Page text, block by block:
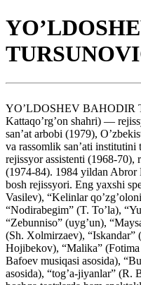
YO’LDOSHEV BAHODIR
Kattaqo’rg’on shahri) —
san’at arbobi (1979),
va rassomlik san’ati institutini
rejissyor assistenti (1968-70),
(1974-84). 1984 yildan Abror
bosh rejissyori. Eng yaxshi
Vasilev), “Kelinlar
“Nodirabegim” (T. To’la),
“Zebunniso” (uyg’un),
(Sh. Xolmirzaev),
Hojibekov), “Malika”
Bafoev musiqasi asosida),
asosida), “tog’a-jiyanlar” (R.